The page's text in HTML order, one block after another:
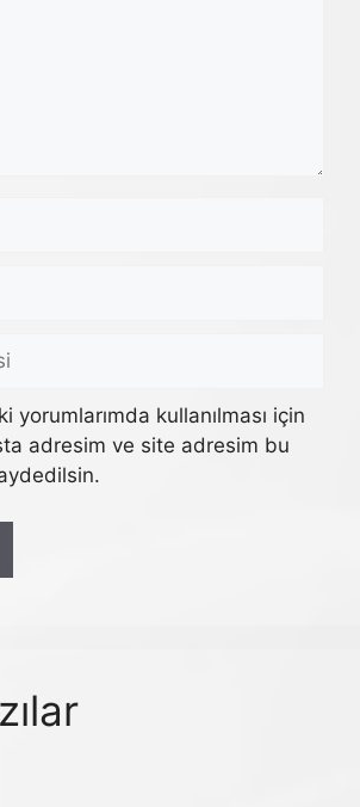
yorumlarımda kullanılması için
adresim ve site adresim bu